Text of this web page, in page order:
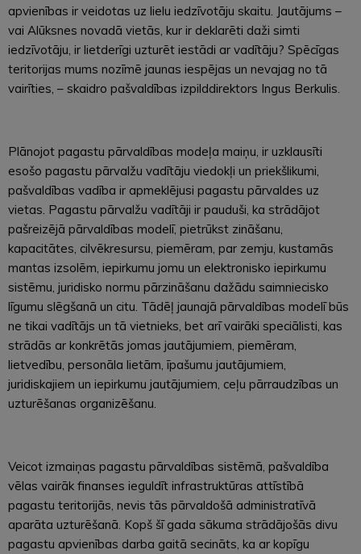
apvienības ir veidotas uz lielu iedzīvotāju skaitu. Jautājums –
vai Alūksnes novadā vietās, kur ir deklarēti daži simti
iedzīvotāju, ir lietderīgi uzturēt iestādi ar vadītāju? Spēcīgas
teritorijas mums nozīmē jaunas iespējas un nevajag no tā
vairīties, – skaidro pašvaldības izpilddirektors Ingus Berkulis.
Plānojot pagastu pārvaldības modeļa maiņu, ir uzklausīti
esošo pagastu pārvalžu vadītāju viedokļi un priekšlikumi,
pašvaldības vadība ir apmeklējusi pagastu pārvaldes uz
vietas. Pagastu pārvalžu vadītāji ir pauduši, ka strādājot
pašreizējā pārvaldības modelī, pietrūkst zināšanu,
kapacitātes, cilvēkresursu, piemēram, par zemju, kustamās
mantas izsolēm, iepirkumu jomu un elektronisko iepirkumu
sistēmu, juridisko normu pārzināšanu dažādu saimniecisko
līgumu slēgšanā un citu. Tādēļ jaunajā pārvaldības modelī būs
ne tikai vadītājs un tā vietnieks, bet arī vairāki speciālisti, kas
strādās ar konkrētās jomas jautājumiem, piemēram,
lietvedību, personāla lietām, īpašumu jautājumiem,
juridiskajiem un iepirkumu jautājumiem, ceļu pārraudzības un
uzturēšanas organizēšanu.
Veicot izmaiņas pagastu pārvaldības sistēmā, pašvaldība
vēlas vairāk finanses ieguldīt infrastruktūras attīstībā
pagastu teritorijās, nevis tās pārvaldošā administratīvā
aparāta uzturēšanā. Kopš šī gada sākuma strādājošās divu
pagastu apvienības darba gaitā secināts, ka ar kopīgu